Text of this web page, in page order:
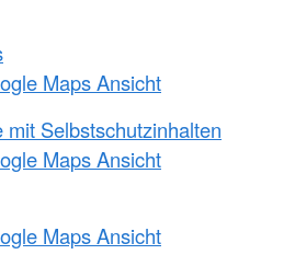
Maps Ansicht
mit Selbstschutzinhalten
Maps Ansicht
Maps Ansicht